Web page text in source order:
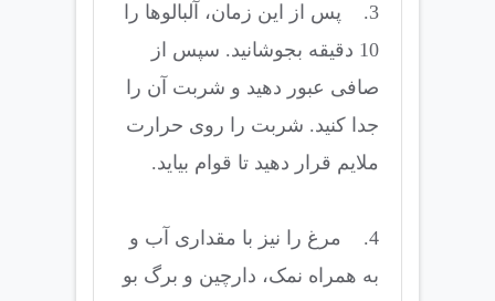
3. پس از این زمان، آلبالوها را
10 دقیقه بجوشانید. سپس از
صافی عبور دهید و شربت آن را
جدا کنید. شربت را روی حرارت
ملایم قرار دهید تا قوام بیاید.
4. مرغ را نیز با مقداری آب و
به همراه نمک، دارچین و برگ بو